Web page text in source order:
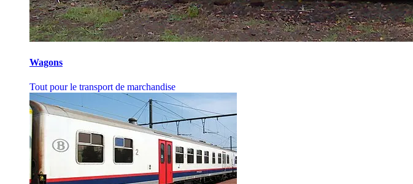
Wagons
Tout pour le transport de marchandise